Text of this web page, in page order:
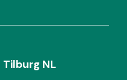
Tilburg NL